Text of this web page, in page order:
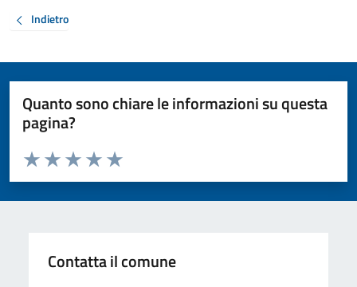
Indietro
Quanto sono chiare le informazioni su questa
pagina?
Valuta da 1 a 5 stelle la pagina
Valuta 5 stelle su 5
Valuta 4 stelle su 5
Valuta 3 stelle su 5
Valuta 2 stelle su 5
Valuta 1 stelle su 5
Contatta il comune